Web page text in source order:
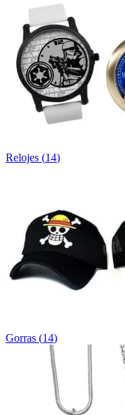
Relojes (14)
Gorras (14)